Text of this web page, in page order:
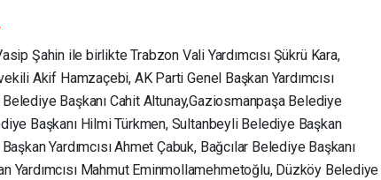
Şahin ile birlikte Trabzon Vali Yardımcısı Şükrü Kara,
Akif Hamzaçebi, AK Parti Genel Başkan Yardımcısı
Başkanı Cahit Altunay,Gaziosmanpaşa Belediye
Başkanı Hilmi Türkmen, Sultanbeyli Belediye Başkan
Yardımcısı Ahmet Çabuk, Bağcılar Belediye Başkanı
Yardımcısı Mahmut Eminmollamehmetoğlu, Düzköy Belediye